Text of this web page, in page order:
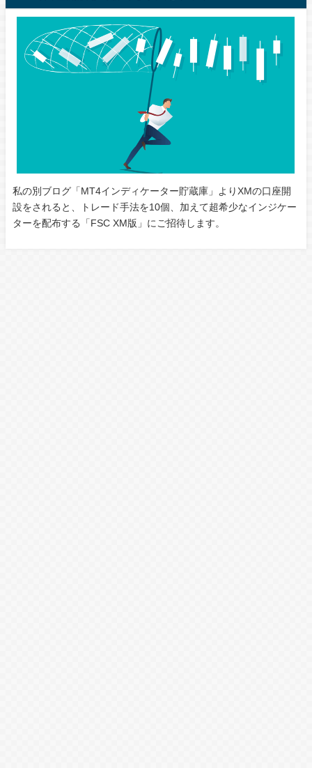
私の別ブログ「MT4インディケーター貯蔵庫」よりXMの口座開
設をされると、トレード手法を10個、加えて超希少なインジケー
ターを配布する「FSC XM版」にご招待します。